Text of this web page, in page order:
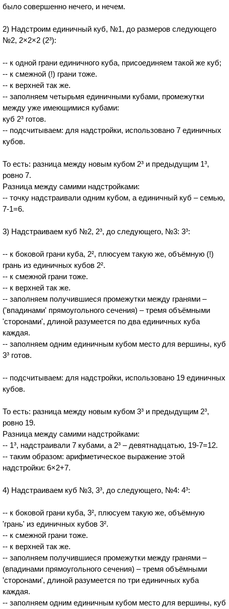
было совершенно нечего, и нечем.
2) Надстроим единичный куб, №1, до размеров следующего
№2, 2×2×2 (2³):
-- к одной грани единичного куба, присоединяем такой же куб;
-- к смежной (!) грани тоже.
-- к верхней так же.
-- заполняем четырьмя единичными кубами, промежутки
между уже имеющимися кубами:
куб 2³ готов.
-- подсчитываем: для надстройки, использовано 7 единичных
кубов.
То есть: разница между новым кубом 2³ и предыдущим 1³,
ровно 7.
Разница между самими надстройками:
-- точку надстраивали одним кубом, а единичный куб – семью,
7-1=6.
3) Надстраиваем куб №2, 2³, до следующего, №3: 3³:
-- к боковой грани куба, 2², плюсуем такую же, объёмную (!)
грань из единичных кубов 2².
-- к смежной грани тоже.
-- к верхней так же.
-- заполняем получившиеся промежутки между гранями –
('впадинами' прямоугольного сечения) – тремя объёмными
'сторонами', длиной разумеется по два единичных куба
каждая.
-- заполняем одним единичным кубом место для вершины, куб
3³ готов.
-- подсчитываем: для надстройки, использовано 19 единичных
кубов.
То есть: разница между новым кубом 3³ и предыдущим 2³,
ровно 19.
Разница между самими надстройками:
-- 1³, надстраивали 7 кубами, а 2³ – девятнадцатью, 19-7=12.
-- таким образом: арифметическое выражение этой
надстройки: 6×2+7.
4) Надстраиваем куб №3, 3³, до следующего, №4: 4³:
-- к боковой грани куба, 3², плюсуем такую же, объёмную
'грань' из единичных кубов 3².
-- к смежной грани тоже.
-- к верхней так же.
-- заполняем получившиеся промежутки между гранями –
(впадинами прямоугольного сечения) – тремя объёмными
'сторонами', длиной разумеется по три единичных куба
каждая.
-- заполняем одним единичным кубом место для вершины, куб